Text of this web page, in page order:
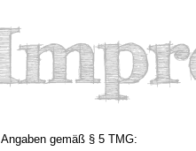
Angaben gemäß § 5 TMG: